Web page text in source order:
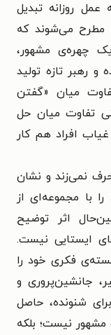
روزانه تبدیل
مطرح می‌شوند که
چهره‌ی مشهور،
و رهبر تازه تولید
میان «گفتن
تفاوت میان حل
افراد هم کار
نمی‌زند و نشان
با مجموعه‌ای از
اثر توضیح
ایستایی نیست.
فکری خود را
جانشین‌پروری و
شنونده، حاصل
نیست؛ بلکه